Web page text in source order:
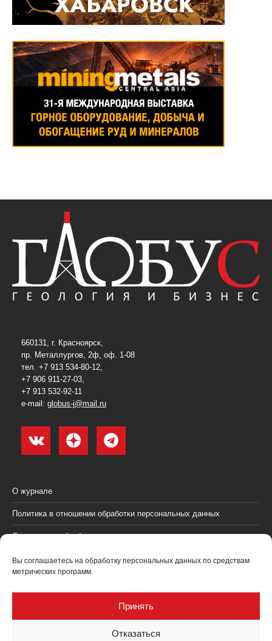
Вы соглашаетесь на обработку персональных данных по средствам
метрических программ.
Принять
Отказаться
660131, г. Красноярск,
пр. Металлургов, 2ф, оф. 1-08
тел. +7 913 534-80-12,
+7 906 911-27-03,
+7 913 532-92-11
e-mail: globus-j@mail.ru
О журнале
Политика в отношении обработки персональных данных
Согласие на обработку персональных данных
Пользовательское соглашение (оферта)